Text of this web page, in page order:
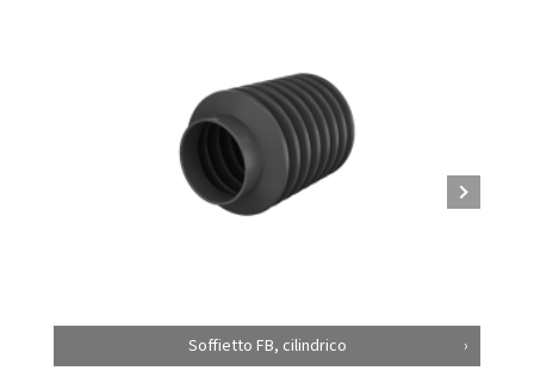
Soffietto FB, cilindrico